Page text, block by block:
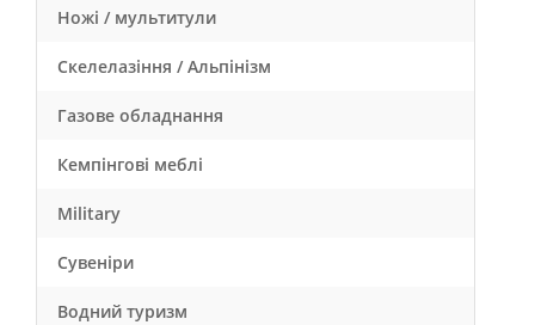
Ножі / мультитули
Скелелазіння / Альпінізм
Газове обладнання
Кемпінгові меблі
Military
Сувеніри
Водний туризм